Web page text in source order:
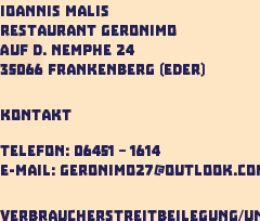
Ioannis Malis
Restaurant Geronimo
Auf d. Nemphe 24
35066 Frankenberg (Eder)
Kontakt
Telefon: 06451 – 1614
E-Mail:
Verbraucher­streit­beilegung/